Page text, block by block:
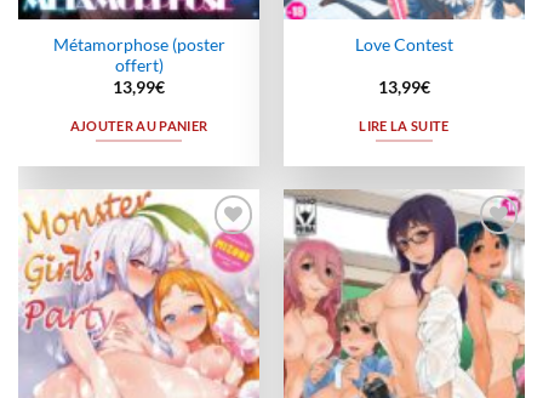
Métamorphose (poster
offert)
13,99€
AJOUTER AU PANIER
Love Contest
13,99€
LIRE LA SUITE
Ajouter
à la
wishlist
Ajouter
à la
wishlist